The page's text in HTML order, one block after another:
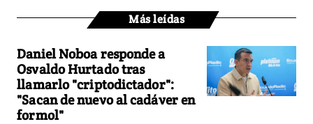
Más leídas
Daniel Noboa responde a
Osvaldo Hurtado tras
llamarlo "criptodictador":
"Sacan de nuevo al cadáver en
formol"